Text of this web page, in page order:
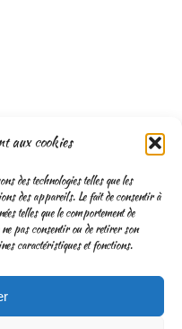
aux cookies
des technologies telles que les
des appareils. Le fait de consentir à
telles que le comportement de
pas consentir ou de retirer son
caractéristiques et fonctions.
les partageons qu’avec les
Lisez notre politique de